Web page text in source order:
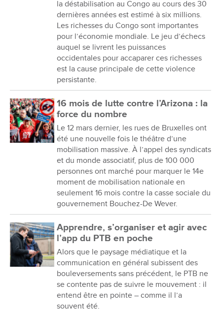
la déstabilisation au Congo au cours des 30
dernières années est estimé à six millions.
Les richesses du Congo sont importantes
pour l’économie mondiale. Le jeu d’échecs
auquel se livrent les puissances
occidentales pour accaparer ces richesses
est la cause principale de cette violence
persistante.
16 mois de lutte contre l’Arizona : la
force du nombre
Le 12 mars dernier, les rues de Bruxelles ont
été une nouvelle fois le théâtre d’une
mobilisation massive. À l’appel des syndicats
et du monde associatif, plus de 100 000
personnes ont marché pour marquer le 14e
moment de mobilisation nationale en
seulement 16 mois contre la casse sociale du
gouvernement Bouchez-De Wever.
Apprendre, s’organiser et agir avec
l’app du PTB en poche
Alors que le paysage médiatique et la
communication en général subissent des
bouleversements sans précédent, le PTB ne
se contente pas de suivre le mouvement : il
entend être en pointe – comme il l’a
souvent été.